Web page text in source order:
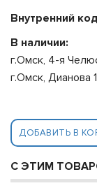
Внутренний
В наличии:
г.Омск, 4-я
г.Омск, Дианова
ДОБАВИТЬ В
С ЭТИМ